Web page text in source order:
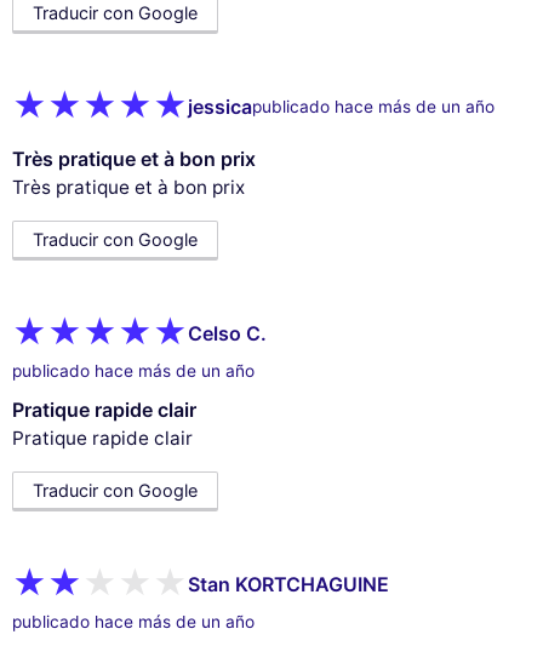
Traducir con Google
jessicapublicado hace más de un año
Très pratique et à bon prix
Très pratique et à bon prix
Traducir con Google
Celso C.
publicado hace más de un año
Pratique rapide clair
Pratique rapide clair
Traducir con Google
Stan KORTCHAGUINE
publicado hace más de un año